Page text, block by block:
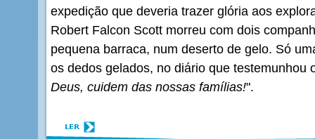
expedição que deveria trazer glória aos
Robert Falcon Scott morreu com dois
pequena barraca, num deserto de gelo. Só
os dedos gelados, no diário que testemunhou
Deus, cuidem das nossas famílias!".